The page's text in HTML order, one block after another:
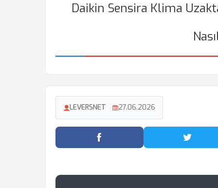
Daikin Sensira Klima
LEVERSNET 27.06.2026
Facebook'ta Paylaş